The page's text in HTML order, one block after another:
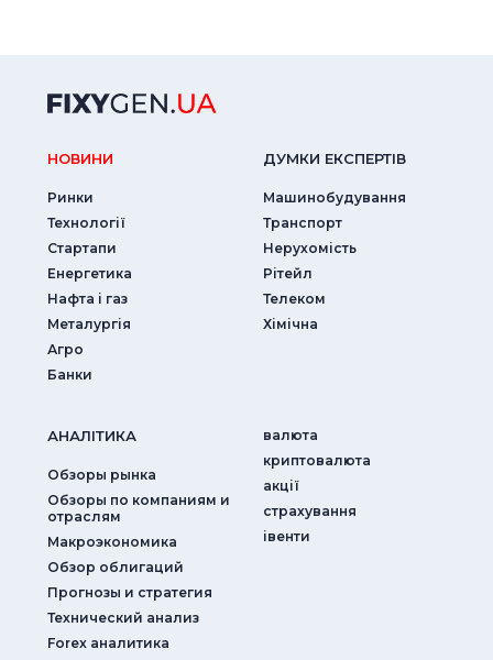
НОВИНИ
Ринки
Технології
Стартапи
Енергетика
Нафта і газ
Металургія
Агро
Банки
ДУМКИ ЕКСПЕРТIВ
Машинобудування
Транспорт
Нерухомість
Рітейл
Телеком
Хімічна
АНАЛIТИКА
Обзоры рынка
Обзоры по компаниям и
отраслям
Макроэкономика
Обзор облигаций
Прогнозы и стратегия
Технический анализ
Forex аналитика
валюта
криптовалюта
акції
страхування
iвенти